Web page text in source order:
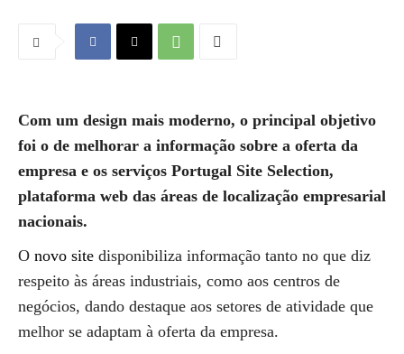
Com um design mais moderno, o principal objetivo
foi o de melhorar a informação sobre a oferta da
empresa e os serviços Portugal Site Selection,
plataforma web das áreas de localização empresarial
nacionais.
O novo site disponibiliza informação tanto no que diz
respeito às áreas industriais, como aos centros de
negócios, dando destaque aos setores de atividade que
melhor se adaptam à oferta da empresa.